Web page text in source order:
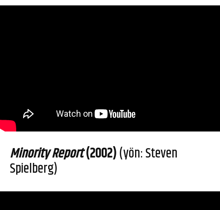
Minority Report(2002)(yön: Steven
Spielberg)